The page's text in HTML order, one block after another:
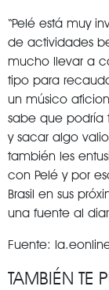
“Pelé está muy
de actividades
mucho llevar a
tipo para
un músico
sabe que podría
y sacar algo
también les
con Pelé y por
Brasil en sus
una fuente al
Fuente:
TAMBIÉN TE